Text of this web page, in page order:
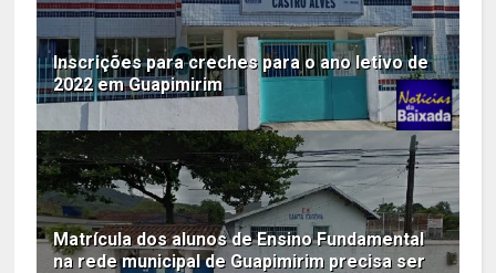
Inscrições para creches para o ano letivo de
2022 em Guapimirim
Matrícula dos alunos de Ensino Fundamental
na rede municipal de Guapimirim precisa ser